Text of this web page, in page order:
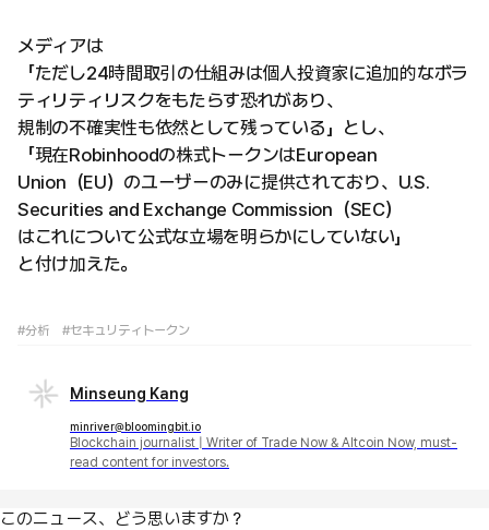
メディアは
「ただし24時間取引の仕組みは個人投資家に追加的なボラ
ティリティリスクをもたらす恐れがあり、
規制の不確実性も依然として残っている」とし、
「現在Robinhoodの株式トークンはEuropean
Union（EU）のユーザーのみに提供されており、U.S.
Securities and Exchange Commission（SEC）
はこれについて公式な立場を明らかにしていない」
と付け加えた。
#分析 #セキュリティトークン
Minseung Kang
minriver@bloomingbit.io
Blockchain journalist | Writer of Trade Now & Altcoin Now, must-
read content for investors.
このニュース、どう思いますか？